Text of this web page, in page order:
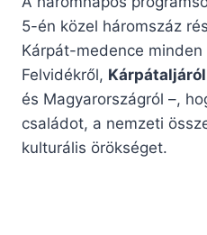
5-én közel háromszáz
Kárpát-medence
Felvidékről, Kárpátaljáról
és Magyarországról –,
családot, a nemzeti
kulturális örökséget.